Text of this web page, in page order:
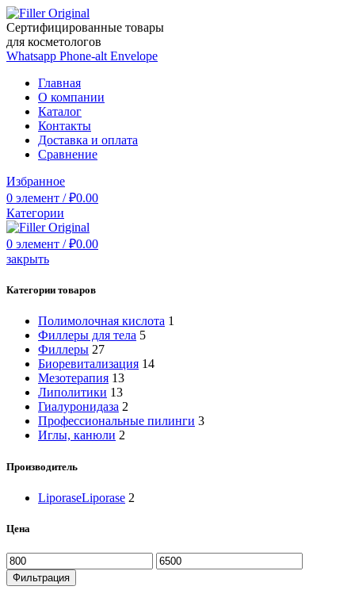
Сертифицированные товары
для косметологов
Whatsapp Phone-alt Envelope
Главная
О компании
Каталог
Контакты
Доставка и оплата
Сравнение
Избранное
0 элемент / ₽0.00
Категории
0 элемент / ₽0.00
закрыть
Категории товаров
Полимолочная кислота 1
Филлеры для тела 5
Филлеры 27
Биоревитализация 14
Мезотерапия 13
Липолитики 13
Гиалуронидаза 2
Профессиональные пилинги 3
Иглы, канюли 2
Производитель
LiporaseLiporase 2
Цена
Минимальная
цена
Максимальная
цена
Фильтрация